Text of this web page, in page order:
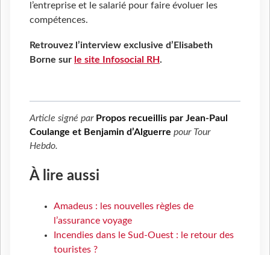
l’entreprise et le salarié pour faire évoluer les
compétences.
Retrouvez l’interview exclusive d’Elisabeth
Borne sur le site Infosocial RH.
Article signé par Propos recueillis par Jean-Paul
Coulange et Benjamin d’Alguerre pour Tour
Hebdo.
À lire aussi
Amadeus : les nouvelles règles de
l’assurance voyage
Incendies dans le Sud-Ouest : le retour des
touristes ?